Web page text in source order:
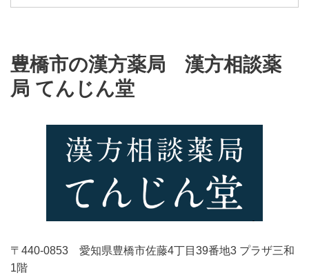
豊橋市の漢方薬局
漢方相談薬
局 てんじん堂
〒440-0853 愛知県豊橋市佐藤4丁目39番地3 プラザ三和
1階